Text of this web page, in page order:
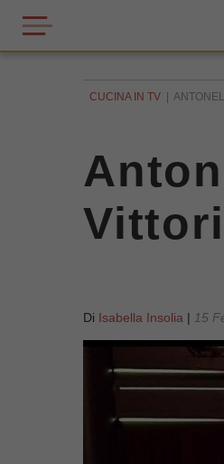
CUCINA IN TV
Di Isabella Insolia | 15